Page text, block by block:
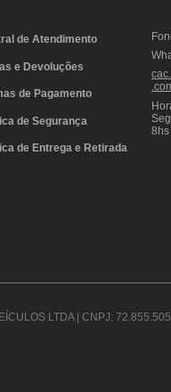
de Atendimento
e Devoluções
de Pagamento
de Segurança
de Entrega e Retirada
8hs
LTDA | CNPJ: